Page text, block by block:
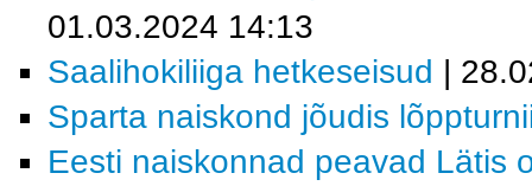
01.03.2024 14:13
Saalihokiliiga hetkeseisud |
Sparta naiskond jõudis
Eesti naiskonnad peavad Lätis